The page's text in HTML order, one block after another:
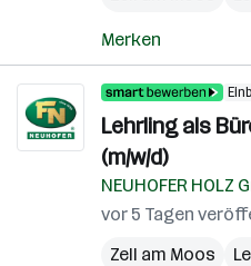
Merken
Lehrling als
(m/w/d)
NEUHOFER HOLZ
vor 5 Tagen
Zell am Moos